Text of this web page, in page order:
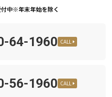
中※年末年始を除く
64-1960 CALL
56-1960 CALL